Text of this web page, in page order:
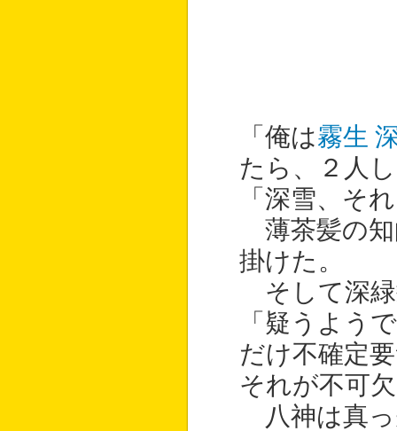
「俺は霧生
たら、２人
「深雪、そ
薄茶髪の知
掛けた。
そして深緑
「疑うよう
だけ不確定
それが不可
八神は真っ